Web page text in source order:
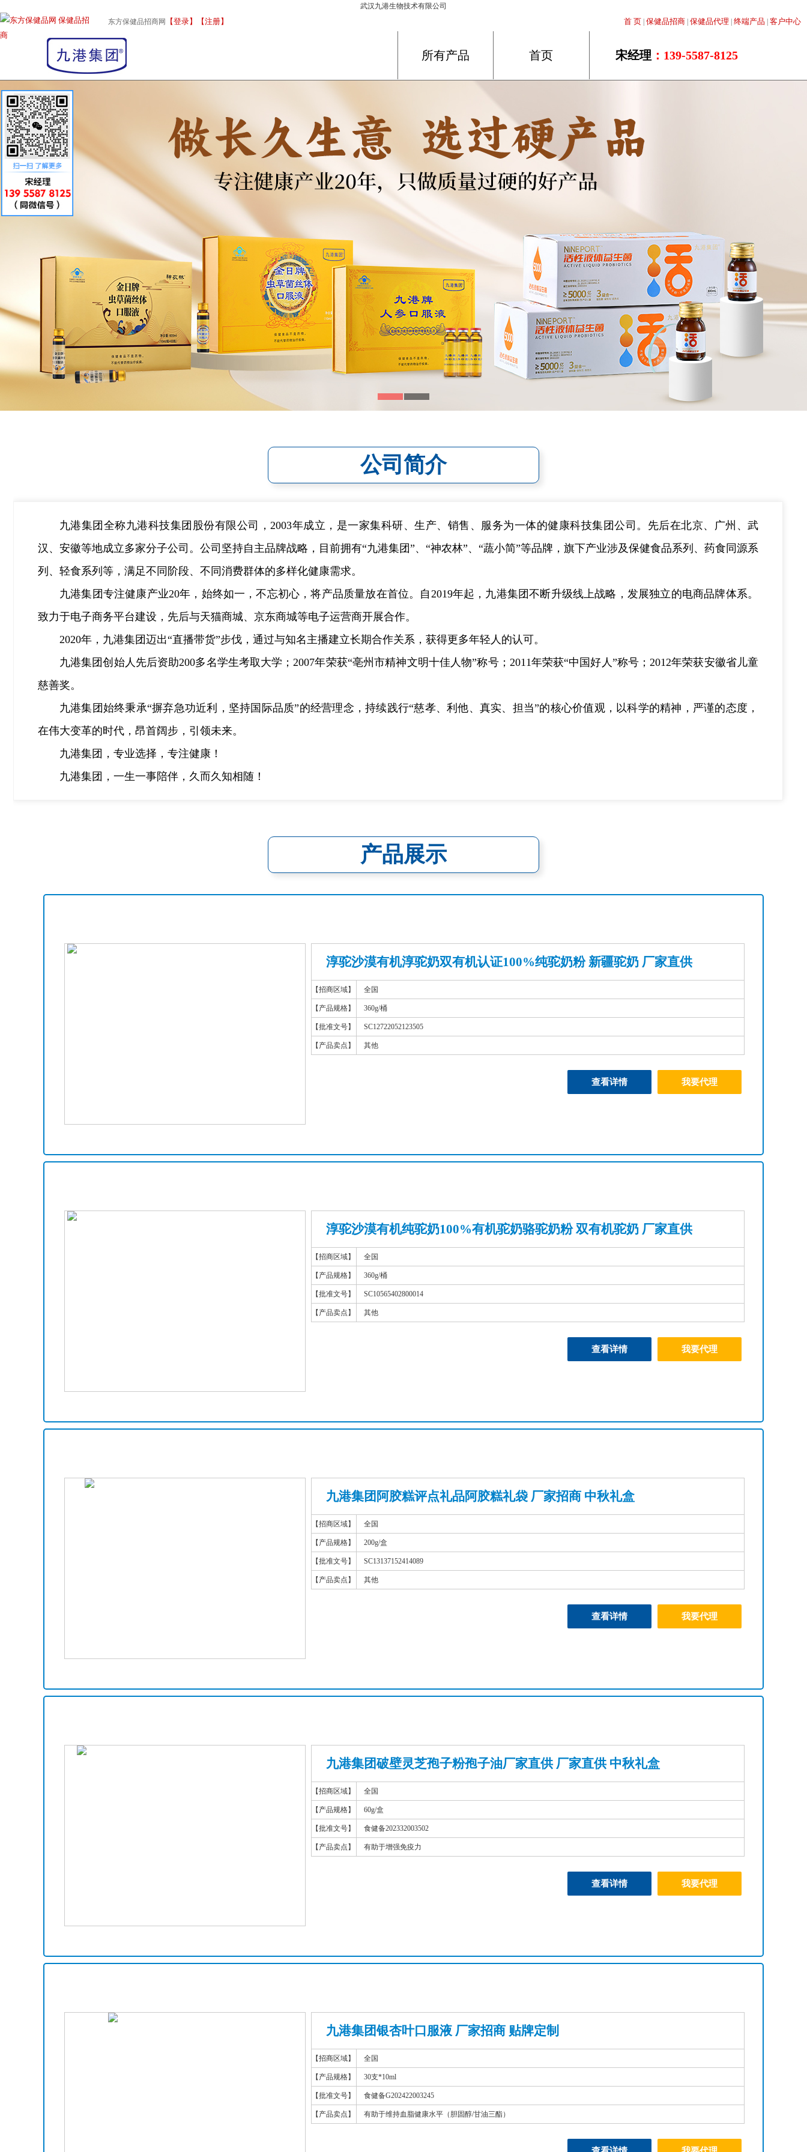
武汉九港生物技术有限公司
首 页 保健品招商 保健品代理 终端产品 客户中心
东方保健品招商网 【登录】 【注册】
公司简介
九港集团全称九港科技集团股份有限公司，2003年成立，是一家集科研、生产、销售、服务为一体的健康科技集团公司。先后在北京、广州、武
汉、安徽等地成立多家分子公司。公司坚持自主品牌战略，目前拥有“九港集团”、“神农林”、“蔬小简”等品牌，旗下产业涉及保健食品系列、药食同源系
列、轻食系列等，满足不同阶段、不同消费群体的多样化健康需求。
九港集团专注健康产业20年，始终如一，不忘初心，将产品质量放在首位。自2019年起，九港集团不断升级线上战略，发展独立的电商品牌体系。
致力于电子商务平台建设，先后与天猫商城、京东商城等电子运营商开展合作。
2020年，九港集团迈出“直播带货”步伐，通过与知名主播建立长期合作关系，获得更多年轻人的认可。
九港集团创始人先后资助200多名学生考取大学；2007年荣获“亳州市精神文明十佳人物”称号；2011年荣获“中国好人”称号；2012年荣获安徽省儿童
慈善奖。
九港集团始终秉承“摒弃急功近利，坚持国际品质”的经营理念，持续践行“慈孝、利他、真实、担当”的核心价值观，以科学的精神，严谨的态度，
在伟大变革的时代，昂首阔步，引领未来。
九港集团，专业选择，专注健康！
九港集团，一生一事陪伴，久而久知相随！
产品展示
淳驼沙漠有机淳驼奶双有机认证100%纯驼奶粉 新疆驼奶 厂家直供
【招商区域】 全国
【产品规格】 360g/桶
【批准文号】 SC12722052123505
【产品卖点】 其他
查看详情 我要代理
淳驼沙漠有机纯驼奶100%有机驼奶骆驼奶粉 双有机驼奶 厂家直供
【招商区域】 全国
【产品规格】 360g/桶
【批准文号】 SC10565402800014
【产品卖点】 其他
查看详情 我要代理
九港集团阿胶糕评点礼品阿胶糕礼袋 厂家招商 中秋礼盒
【招商区域】 全国
【产品规格】 200g/盒
【批准文号】 SC13137152414089
【产品卖点】 其他
查看详情 我要代理
九港集团破壁灵芝孢子粉孢子油厂家直供 厂家直供 中秋礼盒
【招商区域】 全国
【产品规格】 60g/盒
【批准文号】 食健备202332003502
【产品卖点】 有助于增强免疫力
查看详情 我要代理
九港集团银杏叶口服液 厂家招商 贴牌定制
【招商区域】 全国
【产品规格】 30支*10ml
【批准文号】 食健备G202422003245
【产品卖点】 有助于维持血脂健康水平（胆固醇/甘油三酯）